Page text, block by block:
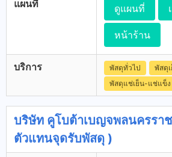
แผนที่ ดูแผนที่
หน้าร้าน
บริการ พัสดุทั่วไป
พัสดุ
พัสดุแช่เย็น-แช่แข็ง
บริษัท คูโบต้าเบญจพลนครรา
ตัวแทนจุดรับพัสดุ )